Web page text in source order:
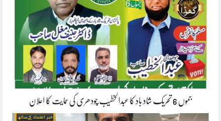
جموں 6 تحریک شاد باد کا عبدالخطیب چودھری کی حمایت کا اعلان